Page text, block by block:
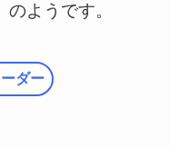
ようです。
ダー